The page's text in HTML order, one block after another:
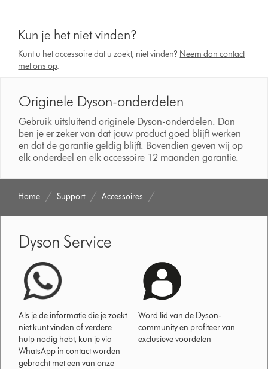
Kun je het niet vinden?
Kunt u het accessoire dat u zoekt, niet vinden? Neem dan contact
met ons op.
Originele Dyson-onderdelen
Gebruik uitsluitend originele Dyson-onderdelen. Dan
ben je er zeker van dat jouw product goed blijft werken
en dat de garantie geldig blijft. Bovendien geven wij op
elk onderdeel en elk accessoire 12 maanden garantie.
Home Support Accessoires
Dyson Service
Als je de informatie die je zoekt
niet kunt vinden of verdere
hulp nodig hebt, kun je via
WhatsApp in contact worden
gebracht met een van onze
Word lid van de Dyson-
community en profiteer van
exclusieve voordelen